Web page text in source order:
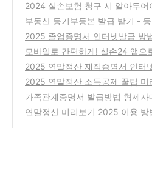
2024 실손보험 청구 시 알아두어
보 꿀팁 5가지
(0)
부동산 등기부등본 발급 받기 -
인발급기 인터넷발급
(9)
2025 졸업증명서 인터넷발급 방
말정산 서류
(5)
모바일로 간편하게! 실손24 앱으
청구하기
(3)
2025 연말정산 재직증명서 인터
알아보기
(5)
2025 연말정산 소득공제 꿀팁 미
가족관계증명서 발급방법 형제자
연말정산 미리보기 2025 이용 방